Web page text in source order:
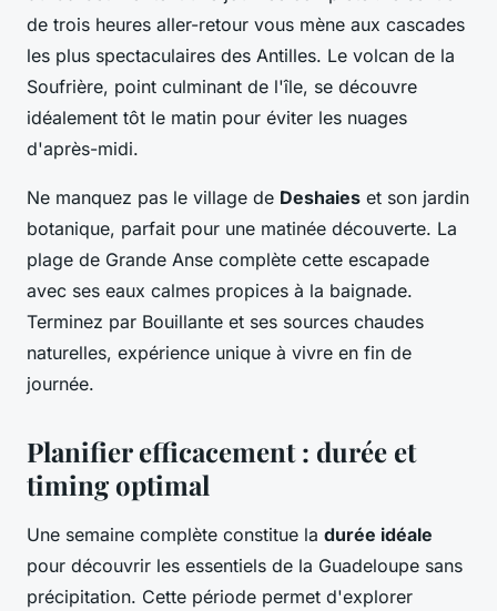
de trois heures aller-retour vous mène aux cascades
les plus spectaculaires des Antilles. Le volcan de la
Soufrière, point culminant de l'île, se découvre
idéalement tôt le matin pour éviter les nuages
d'après-midi.
Ne manquez pas le village de Deshaies et son jardin
botanique, parfait pour une matinée découverte. La
plage de Grande Anse complète cette escapade
avec ses eaux calmes propices à la baignade.
Terminez par Bouillante et ses sources chaudes
naturelles, expérience unique à vivre en fin de
journée.
Planifier efficacement : durée et
timing optimal
Une semaine complète constitue la durée idéale
pour découvrir les essentiels de la Guadeloupe sans
précipitation. Cette période permet d'explorer